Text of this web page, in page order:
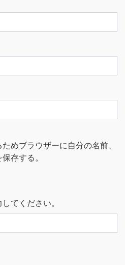
めブラウザーに自分の名前、
存する。
てください。